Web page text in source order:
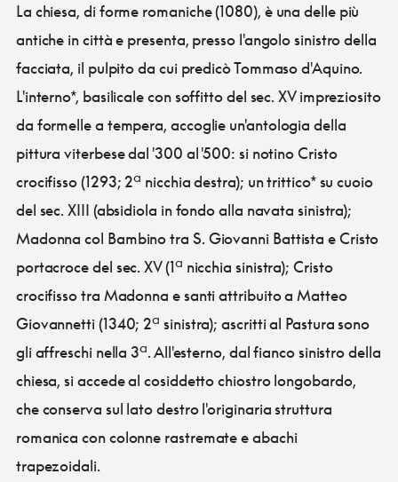
La chiesa, di forme romaniche (1080), è una delle più
antiche in città e presenta, presso l'angolo sinistro della
facciata, il pulpito da cui predicò Tommaso d'Aquino.
L'interno*, basilicale con soffitto del sec. XV impreziosito
da formelle a tempera, accoglie un'antologia della
pittura viterbese dal '300 al '500: si notino Cristo
crocifisso (1293; 2ª nicchia destra); un trittico* su cuoio
del sec. XIII (absidiola in fondo alla navata sinistra);
Madonna col Bambino tra S. Giovanni Battista e Cristo
portacroce del sec. XV (1ª nicchia sinistra); Cristo
crocifisso tra Madonna e santi attribuito a Matteo
Giovannetti (1340; 2ª sinistra); ascritti al Pastura sono
gli affreschi nella 3ª. All'esterno, dal fianco sinistro della
chiesa, si accede al cosiddetto chiostro longobardo,
che conserva sul lato destro l'originaria struttura
romanica con colonne rastremate e abachi
trapezoidali.